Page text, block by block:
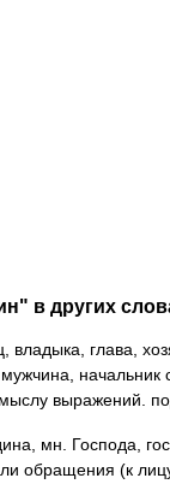
в других
глава,
выражений.
мн. Господа,
обращения (к